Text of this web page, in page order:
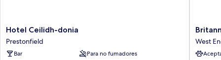
Hotel
Ceilidh-
donia
Prestonfield
Hotel Ceilidh-donia
Prestonfield
Bar Para no fumadores
Hotel
West
West